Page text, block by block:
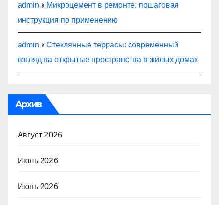
admin к Микроцемент в ремонте: пошаговая
инструкция по применению
admin к Стеклянные террасы: современный
взгляд на открытые пространства в жилых домах
Архив
Август 2026
Июль 2026
Июнь 2026